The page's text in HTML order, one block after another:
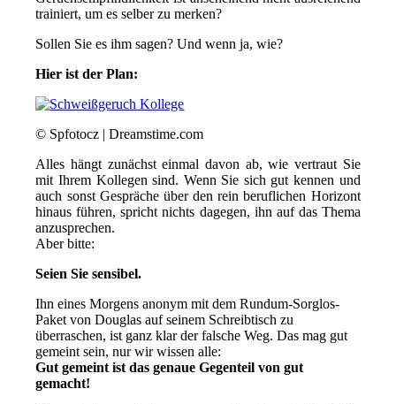
trainiert, um es selber zu merken?
Sollen Sie es ihm sagen? Und wenn ja, wie?
Hier ist der Plan:
© Spfotocz | Dreamstime.com
Alles hängt zunächst einmal davon ab, wie vertraut Sie
mit Ihrem Kollegen sind. Wenn Sie sich gut kennen und
auch sonst Gespräche über den rein beruflichen Horizont
hinaus führen, spricht nichts dagegen, ihn auf das Thema
anzusprechen.
Aber bitte:
Seien Sie sensibel.
Ihn eines Morgens anonym mit dem Rundum-Sorglos-
Paket von Douglas auf seinem Schreibtisch zu
überraschen, ist ganz klar der falsche Weg. Das mag gut
gemeint sein, nur wir wissen alle:
Gut gemeint ist das genaue Gegenteil von gut
gemacht!